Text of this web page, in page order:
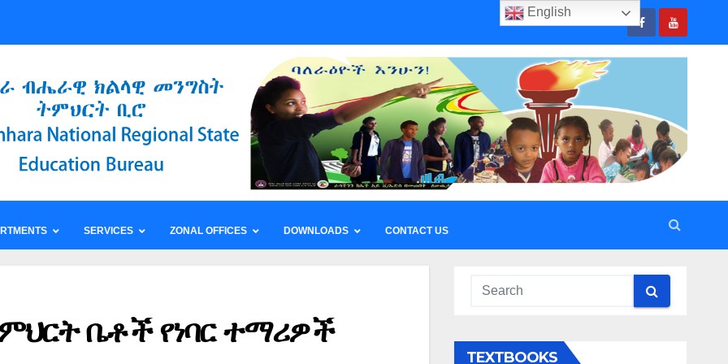
SERVICES ZONAL OFFICES DOWNLOADS CONTACT US
ቤቶች የነባር ተማሪዎች
TEXTBOOKS
English